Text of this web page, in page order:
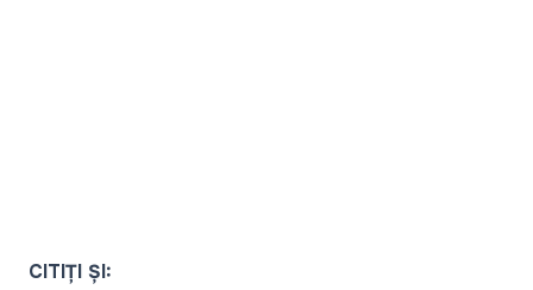
CITIȚI ȘI: